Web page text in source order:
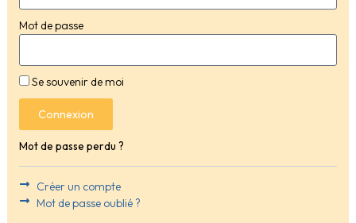
Mot de passe
Se souvenir de moi
Connexion
Mot de passe perdu ?
Créer un compte
Mot de passe oublié ?